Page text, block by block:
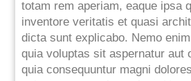
totam rem aperiam, eaque ipsa
inventore veritatis et quasi
dicta sunt explicabo. Nemo
quia voluptas sit aspernatur aut
quia consequuntur magni